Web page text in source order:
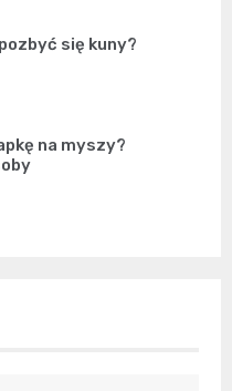
się kuny?
na myszy?